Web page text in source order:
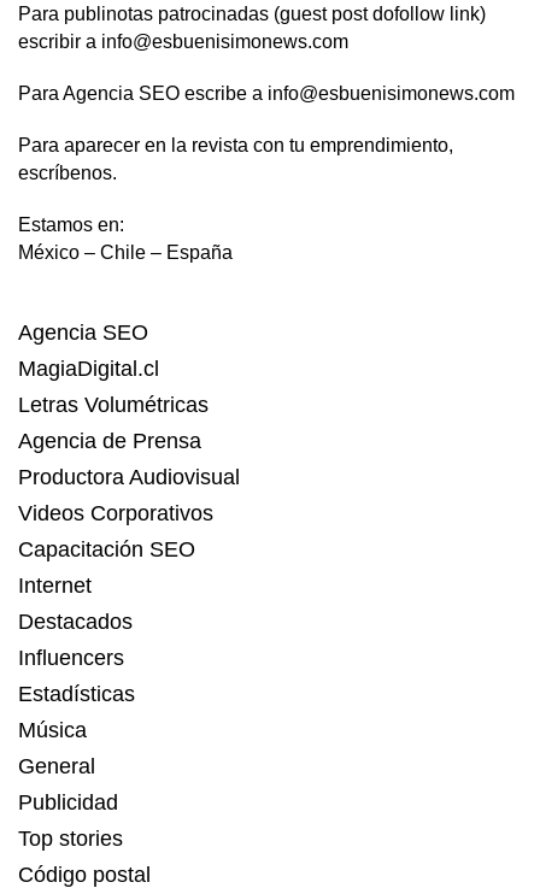
Para publinotas patrocinadas (guest post dofollow link)
escribir a info@esbuenisimonews.com
Para Agencia SEO escribe a info@esbuenisimonews.com
Para aparecer en la revista con tu emprendimiento,
escríbenos.
Estamos en:
México – Chile – España
Agencia SEO
MagiaDigital.cl
Letras Volumétricas
Agencia de Prensa
Productora Audiovisual
Videos Corporativos
Capacitación SEO
Internet
Destacados
Influencers
Estadísticas
Música
General
Publicidad
Top stories
Código postal